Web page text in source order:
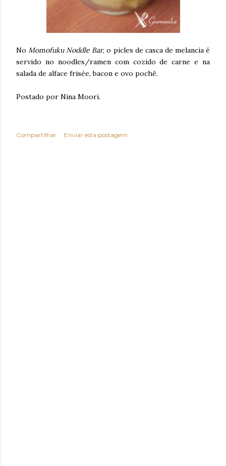
NoMomofuku Noddle Bar, o picles de casca de melancia é
servido no noodles/ramen com cozido de carne e na
salada de alface frisée, bacon e ovo pochê.
Postado por Nina Moori.
Compartilhar Enviar esta postagem